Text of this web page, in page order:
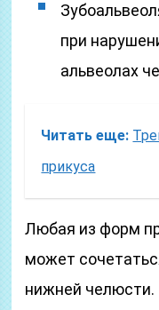
при
альвеолах
Читать еще:
прикуса
Любая из форм
может
нижней челюсти.